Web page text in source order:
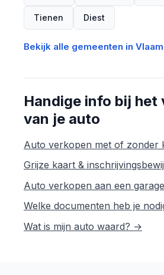
Tienen Diest
Bekijk alle gemeenten in
Handige info bij het
van je auto
Auto verkopen met of zonder
Grijze kaart &
Auto verkopen aan een
Welke documenten heb je
Wat is mijn auto waard? →